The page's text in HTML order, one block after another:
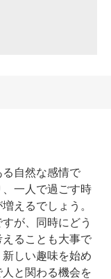
自然な感情で
一人で過ごす時
えるでしょう。
が、同時にどう
ることも大事で
しい趣味を始め
と関わる機会を